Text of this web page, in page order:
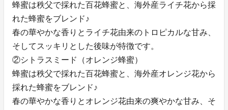
蜂蜜は秩父で採れた百花蜂蜜と、海外産ライチ花から採
れた蜂蜜をブレンド♪
春の華やかな香りとライチ花由来のトロピカルな甘み、
そしてスッキリとした後味が特徴です。
②シトラスミード（オレンジ蜂蜜）
蜂蜜は秩父で採れた百花蜂蜜と、海外産オレンジ花から
採れた蜂蜜をブレンド♪
春の華やかな香りとオレンジ花由来の爽やかな甘み、そ